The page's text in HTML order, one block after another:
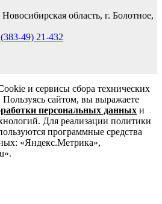
область, г. Болотное,
49) 21-432
и сервисы сбора технических
Пользуясь сайтом, вы выражаете
персональных данных и
Для реализации политики
программные средства
«Яндекс.Метрика»,